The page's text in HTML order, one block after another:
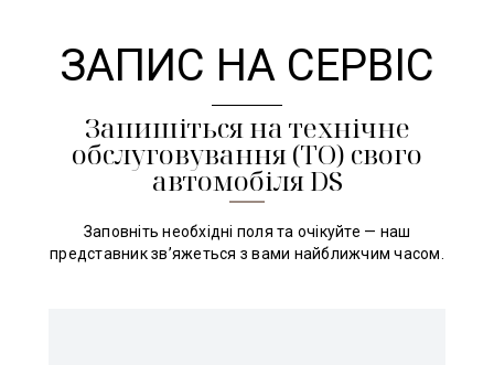
ЗАПИС НА СЕРВІС
Запишіться на технічне
обслуговування (ТО) свого
автомобіля DS
Заповніть необхідні поля та очікуйте — наш
представник зв’яжеться з вами найближчим часом.